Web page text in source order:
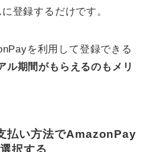
登録するだけです。
を利用して登録できる
ル期間がもらえるのもメリ
払い方法でAmazonPay
択する